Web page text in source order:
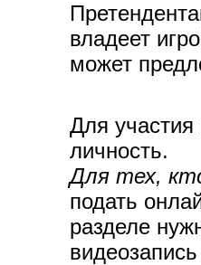
владеет
может
Для
личность.
Для тех,
подать
разделе